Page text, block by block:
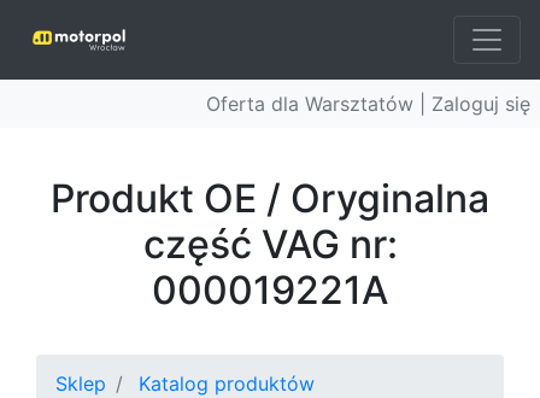
Oferta dla Warsztatów | Zaloguj się
Produkt OE / Oryginalna
część VAG nr:
000019221A
Sklep
Katalog produktów